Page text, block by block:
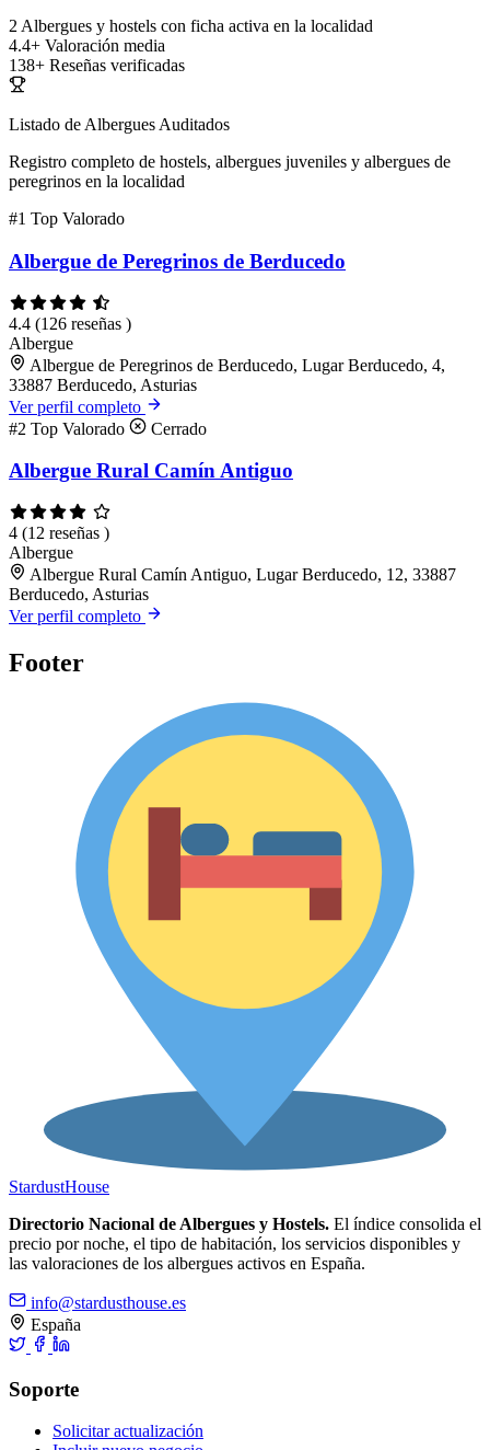
2 Albergues y hostels con ficha activa en la localidad
4.4+ Valoración media
138+ Reseñas verificadas
Listado de Albergues Auditados
Registro completo de hostels, albergues juveniles y albergues de
peregrinos en la localidad
#1 Top Valorado
Albergue de Peregrinos de Berducedo
4.4 (126 reseñas )
Albergue
Albergue de Peregrinos de Berducedo, Lugar Berducedo, 4,
33887 Berducedo, Asturias
Ver perfil completo
#2 Top Valorado Cerrado
Albergue Rural Camín Antiguo
4 (12 reseñas )
Albergue
Albergue Rural Camín Antiguo, Lugar Berducedo, 12, 33887
Berducedo, Asturias
Ver perfil completo
Footer
StardustHouse
Directorio Nacional de Albergues y Hostels. El índice consolida el
precio por noche, el tipo de habitación, los servicios disponibles y
las valoraciones de los albergues activos en España.
info@stardusthouse.es
España
Soporte
Solicitar actualización